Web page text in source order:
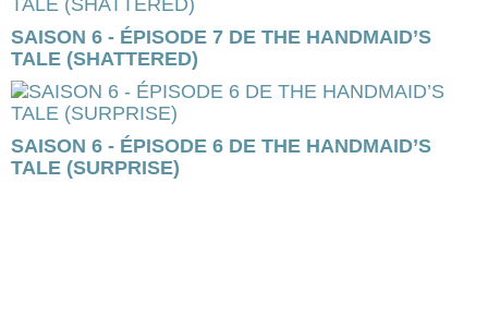
SAISON 6 - ÉPISODE 7 DE THE HANDMAID’S
TALE (SHATTERED)
SAISON 6 - ÉPISODE 6 DE THE HANDMAID’S
TALE (SURPRISE)